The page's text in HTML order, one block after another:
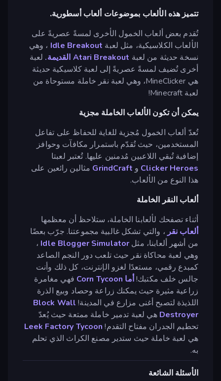
تتميز هذه الألعاب بموضوعات ألعاب أسطورية.
تُقدم بعض ألعاب الخمول الأخرى لمسةً عصريةً على
الألعاب الكلاسيكية، مثل لعبة Idle Breakout ، وهي
نسخة حديثة من لعبة Atari Breakout القديمة.
لعبة
أخرى تُضيف لمسةً عصريةً إلى لعبة كلاسيكية حديثة
هي MineClicker، وهي لعبة نقر خاملة مستوحاة من
لعبة Minecraft!
يمكن أن تكون الألعاب الخاملة مجزية
تُعدّ ألعاب الخمول مُجزية للغاية للحفاظ على تفاعل
المستخدمين، حيث تُقدّم باستمرار مكافآت وحوافز
إضافية تُبقي اللاعبين مُدمنين عليها. تُعتبر لعبتا
Clicker Heroes و GrindCraft مثالين رائعين على
هذا النوع من الألعاب.
ألعاب النقر الخاملة
أثناء تصفحك لألعابنا الخاملة، ستلاحظ أن معظمها
ألعاب نقر ، والتي تشكل غالبية مجموعتنا. جرّب بعضًا
من أشهر ألعابنا، مثل Idle Blogger Simulator ،
وهي لعبة محاكاة نقر حيث تلعب دور النجم الصاعد
كمبدع رقمي، مستعدًا لغزو الإنترنت، كل ذلك وأنت
جالس خلف مكتبك!أما Corn Tycoon
فهي مغامرة
زراعية مثيرة حيث يمكنك زراعة وحصاد وبيع الذرة
اللذيذة لتصبح أغنى مزارع في المدينة! Block Wall
Destroyer هي لعبة تدمير خاملة ممتعة حيث يُعدّ
تحطيم الجدران مفتاح التقدم! Leek Factory Tycoon
هي لعبة خاملة حيث ستدير مصنع الكراث الذي تحلم
به.
الأسئلة الشائعة